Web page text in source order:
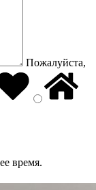
Пожалуйста,
время.